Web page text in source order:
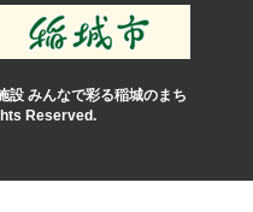
みんなで彩る稲城のまち
Reserved.